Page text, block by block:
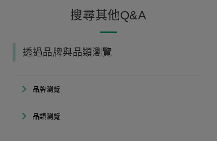
搜尋其他Q&A
透過品牌與品類瀏覽
品牌瀏覽
品類瀏覽